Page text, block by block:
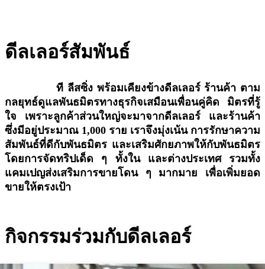
ดีลเลอร์สัมพันธ์
ที ลีสซิ่ง พร้อมเคียงข้างดีลเลอร์ ร้านค้า ตาม
กลยุทธ์ดูแลพันธมิตรทางธุรกิจเสมือนเพื่อนคู่คิด มิตรที่รู้
ใจ เพราะลูกค้าส่วนใหญ่จะมาจากดีลเลอร์ และร้านค้า
ซึ่งมีอยู่ประมาณ 1,000 ราย เราจึงมุ่งเน้น การรักษาความ
สัมพันธ์ที่ดีกับพันธมิตร และเสริมศักยภาพให้กับพันธมิตร
โดยการจัดทริปเด็ด ๆ ทั้งใน และต่างประเทศ รวมทั้ง
แคมเปญส่งเสริมการขายโดน ๆ มากมาย เพื่อเพิ่มยอด
ขายให้ตรงเป้า
กิจกรรมร่วมกับดีลเลอร์